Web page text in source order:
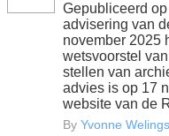
Gepubliceerd
advisering van
november 2025
wetsvoorstel
stellen van
advies is op 17
website van de
By Yvonne Welings